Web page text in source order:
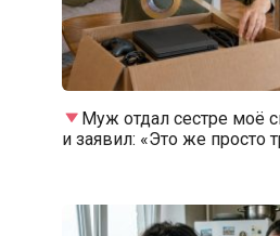
Муж отдал сестре моё
и заявил: «Это же просто